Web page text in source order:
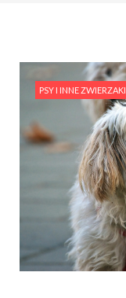
PSY I INNE ZWIERZAKI